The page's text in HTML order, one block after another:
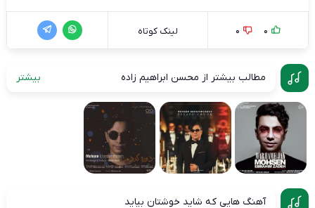
0
0 لینک کوتاه
مطالب بیشتر از محسن ابراهیم زاده بیشتر
آهنگ هایی که شاید خوشتان بیاید